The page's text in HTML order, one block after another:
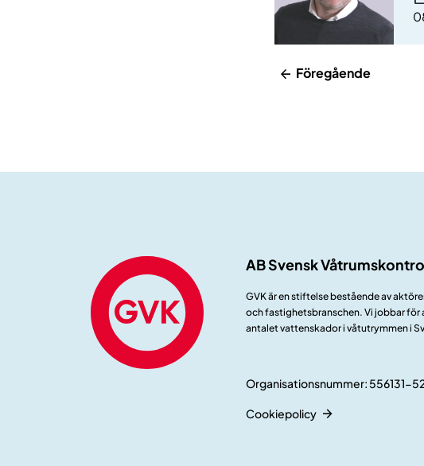
Föregående
AB Svensk
GVK är en stiftelse bestående av
och fastighetsbranschen. Vi jobbar för
antalet vattenskador i våtutrymmen i
Organisationsnummer: 556131-
Cookiepolicy